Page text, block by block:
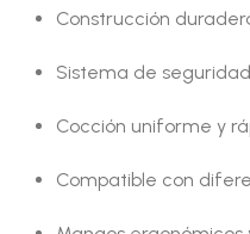
Construcción
Sistema de
Cocción uniforme y
Compatible con